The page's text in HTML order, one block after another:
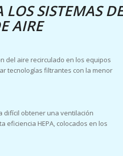
SISTEMAS
AIRE
del aire recirculado en los equipos
tecnologías filtrantes con la menor
difícil obtener una ventilación
HEPA, colocados en los